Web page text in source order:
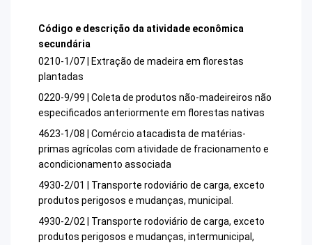
Código e descrição da atividade econômica
secundária
0210-1/07 | Extração de madeira em florestas
plantadas
0220-9/99 | Coleta de produtos não-madeireiros não
especificados anteriormente em florestas nativas
4623-1/08 | Comércio atacadista de matérias-
primas agrícolas com atividade de fracionamento e
acondicionamento associada
4930-2/01 | Transporte rodoviário de carga, exceto
produtos perigosos e mudanças, municipal.
4930-2/02 | Transporte rodoviário de carga, exceto
produtos perigosos e mudanças, intermunicipal,